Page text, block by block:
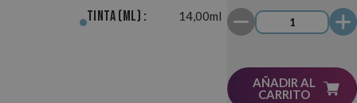
Tinta (ml) : 14,00ml
AÑADIR AL
CARRITO